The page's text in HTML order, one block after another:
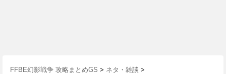
FFBE幻影戦争 攻略まとめGS > ネタ・雑談 >